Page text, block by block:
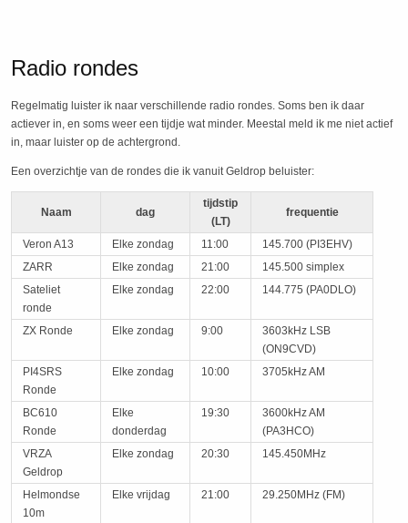
Radio rondes
Regelmatig luister ik naar verschillende radio rondes. Soms ben ik daar
actiever in, en soms weer een tijdje wat minder. Meestal meld ik me niet actief
in, maar luister op de achtergrond.
Een overzichtje van de rondes die ik vanuit Geldrop beluister:
Naam dag
tijdstip
(LT)
frequentie
Veron A13 Elke zondag 11:00
145.700 (PI3EHV)
ZARR
Elke zondag 21:00
145.500 simplex
Sateliet
ronde
Elke zondag 22:00 144.775 (PA0DLO)
ZX Ronde Elke zondag 9:00
3603kHz LSB
(ON9CVD)
PI4SRS
Ronde
Elke zondag 10:00 3705kHz AM
BC610
Ronde
Elke
donderdag
19:30
3600kHz AM
(PA3HCO)
VRZA
Geldrop
Elke zondag 20:30 145.450MHz
Helmondse
10m
Elke vrijdag 21:00 29.250MHz (FM)